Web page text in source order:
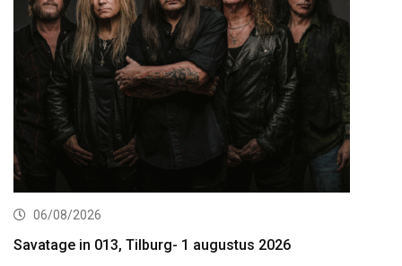
06/08/2026
Savatage in 013, Tilburg- 1 augustus 2026